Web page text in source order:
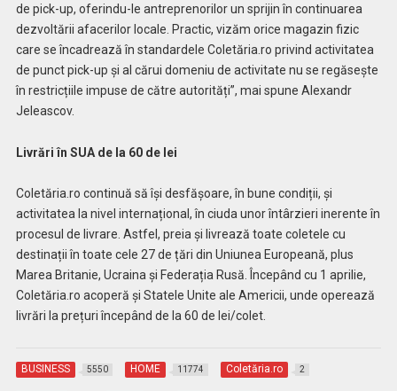
de pick-up, oferindu-le antreprenorilor un sprijin în continuarea
dezvoltării afacerilor locale. Practic, vizăm orice magazin fizic
care se încadrează în standardele Coletăria.ro privind activitatea
de punct pick-up și al cărui domeniu de activitate nu se regăsește
în restricțiile impuse de către autorități”, mai spune Alexandr
Jeleascov.
Livrări în SUA de la 60 de lei
Coletăria.ro continuă să își desfășoare, în bune condiții, și
activitatea la nivel internațional, în ciuda unor întârzieri inerente în
procesul de livrare. Astfel, preia și livrează toate coletele cu
destinații în toate cele 27 de țări din Uniunea Europeană, plus
Marea Britanie, Ucraina și Federația Rusă. Începând cu 1 aprilie,
Coletăria.ro acoperă și Statele Unite ale Americii, unde operează
livrări la prețuri începând de la 60 de lei/colet.
BUSINESS 5550 HOME 11774 Coletăria.ro 2